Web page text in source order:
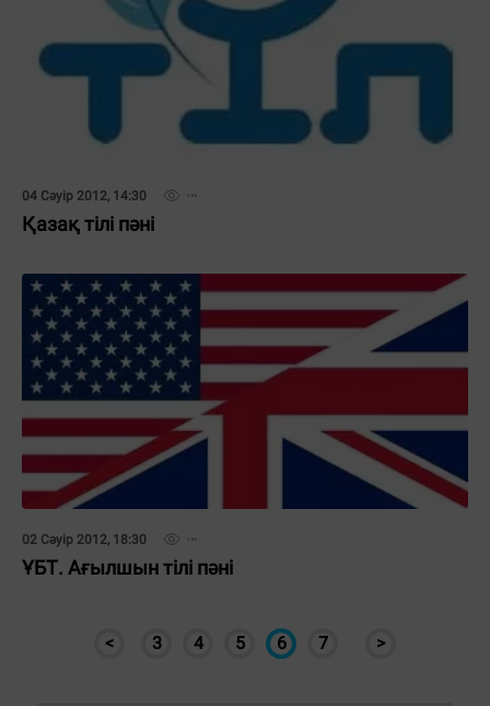
04 Сәуір 2012, 14:30
Қазақ тілі пәні
02 Сәуір 2012, 18:30
ҰБТ. Ағылшын тілі пәні
< 3 4 5 6 7 >